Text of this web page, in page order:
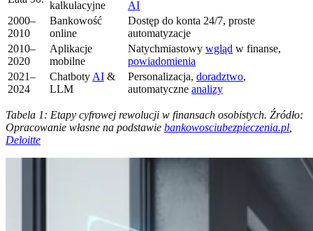
kalkulacyjne
AI
2000–
2010
Bankowość
online
Dostęp do konta 24/7, proste
automatyzacje
2010–
2020
Aplikacje
mobilne
Natychmiastowy wgląd w finanse,
powiadomienia
2021–
2024
Chatboty AI &
LLM
Personalizacja, doradztwo,
automatyczne analizy
Tabela 1: Etapy cyfrowej rewolucji w finansach osobistych. Źródło:
Opracowanie własne na podstawie bankowosciubezpieczenia.pl
Deloitte